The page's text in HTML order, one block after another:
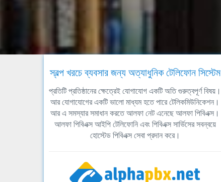
স্বল্প খরচে ব্যবসার জন্য অত্যাধুনিক টেলিফোন সিস্টেম
প্রতিটি প্রতিষ্ঠানের ক্ষেত্রেই যোগাযোগ একটি অতি গুরুত্বপূর্ণ বিষয়।
আর যোগাযোগের একটি ভালো মাধ্যম হতে পারে টেলিকমিউনিকেশন।
আর এ সমস্যার সমাধান করতে আলফা নেট এনেছে আলফা পিবিএক্স।
আলফা পিবিএক্স আইপি টেলিফোনি এবং পিবিএক্স সার্ভিসের সবন্বয়ে
হোস্টেড পিবিএক্স সেবা প্রদান করে।